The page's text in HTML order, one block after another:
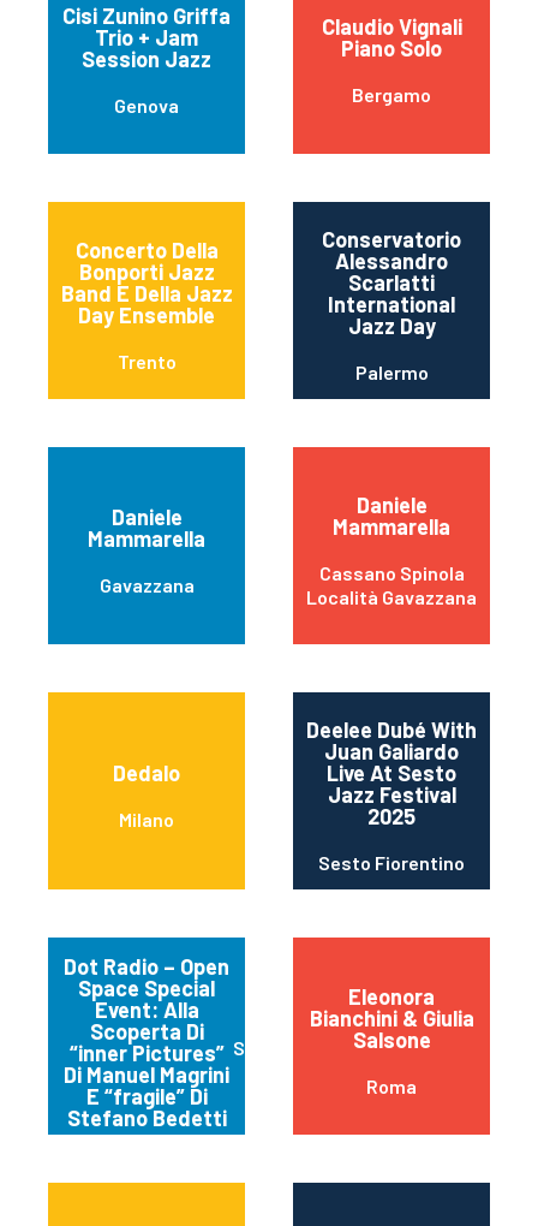
Cisi Zunino Griffa
Trio + Jam
Session Jazz
Genova
Claudio Vignali
Piano Solo
Bergamo
Concerto Della
Bonporti Jazz
Band E Della Jazz
Day Ensemble
Trento
Conservatorio
Alessandro
Scarlatti
International
Jazz Day
Palermo
Daniele
Mammarella
Gavazzana
Daniele
Mammarella
Cassano Spinola
Località Gavazzana
Dedalo
Milano
Deelee Dubé With
Juan Galiardo
Live At Sesto
Jazz Festival
2025
Sesto Fiorentino
Dot Radio – Open
Space Special
Event: Alla
Scoperta Di
“inner Pictures”
Di Manuel Magrini
E “fragile” Di
Stefano Bedetti
Spello
Eleonora
Bianchini & Giulia
Salsone
Roma